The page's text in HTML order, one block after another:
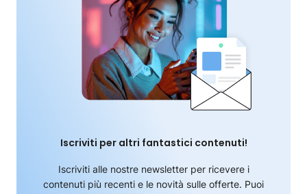
Iscriviti per altri fantastici contenuti!
Iscriviti alle nostre newsletter per ricevere i
contenuti più recenti e le novità sulle offerte. Puoi